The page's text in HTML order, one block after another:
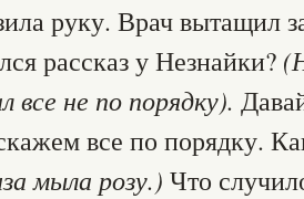
руку. Врач вытащил
рассказ у Незнайки?
все не по порядку).
все по порядку.
мыла розу.) Что